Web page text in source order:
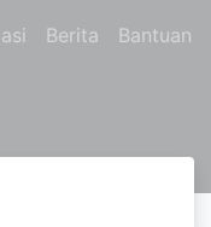
Berita Bantuan